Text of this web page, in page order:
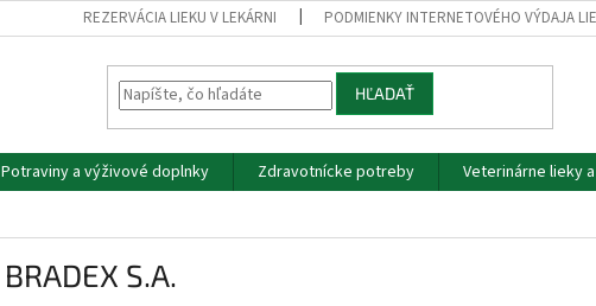
REZERVÁCIA LIEKU V LEKÁRNI PODMIENKY INTERNETOVÉHO VÝDAJA
HĽADAŤ
Potraviny a výživové doplnky Zdravotnícke potreby Veterinárne lieky
BRADEX S.A.